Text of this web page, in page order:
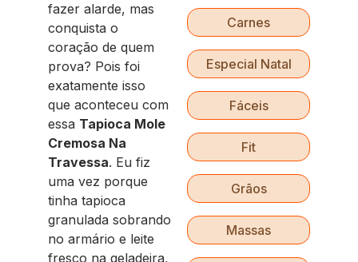
fazer alarde, mas
conquista o
coração de quem
prova? Pois foi
exatamente isso
que aconteceu com
essa Tapioca Mole
Cremosa Na
Travessa. Eu fiz
uma vez porque
tinha tapioca
granulada sobrando
no armário e leite
fresco na geladeira,
Carnes
Especial Natal
Fáceis
Fit
Grãos
Massas